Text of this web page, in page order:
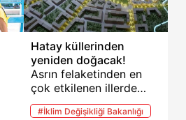
Hatay küllerinden
yeniden doğacak!
Asrın felaketinden en
çok etkilenen illerde
başı çeken Hatay
yeniden ayağa
#İklim Değişikliği Bakanlığı